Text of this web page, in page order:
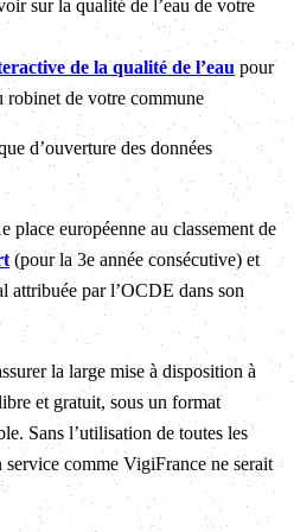
sur la qualité de l’eau de votre
de la qualité de l’eau pour
robinet de votre commune
d’ouverture des données
place européenne au classement de
(pour la 3e année consécutive) et
attribuée par l’OCDE dans son
la large mise à disposition à
et gratuit, sous un format
Sans l’utilisation de toutes les
comme VigiFrance ne serait